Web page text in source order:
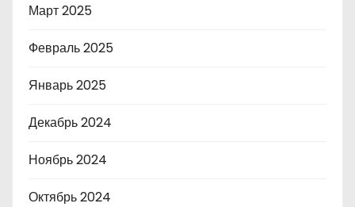
Март 2025
Февраль 2025
Январь 2025
Декабрь 2024
Ноябрь 2024
Октябрь 2024